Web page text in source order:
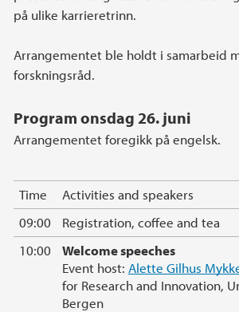
på ulike karrieretrinn.
Arrangementet ble holdt i samarbeid
forskningsråd.
Program onsdag 26. juni
Arrangementet foregikk på engelsk.
Time
Activities and speakers
09:00
Registration, coffee and tea
10:00
Welcome speeches
Event host: Alette Gilhus
for Research and Innovation,
Bergen